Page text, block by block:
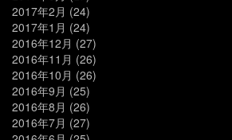
2017年2月 (24)
2017年1月 (24)
2016年12月 (27)
2016年11月 (26)
2016年10月 (26)
2016年9月 (25)
2016年8月 (26)
2016年7月 (27)